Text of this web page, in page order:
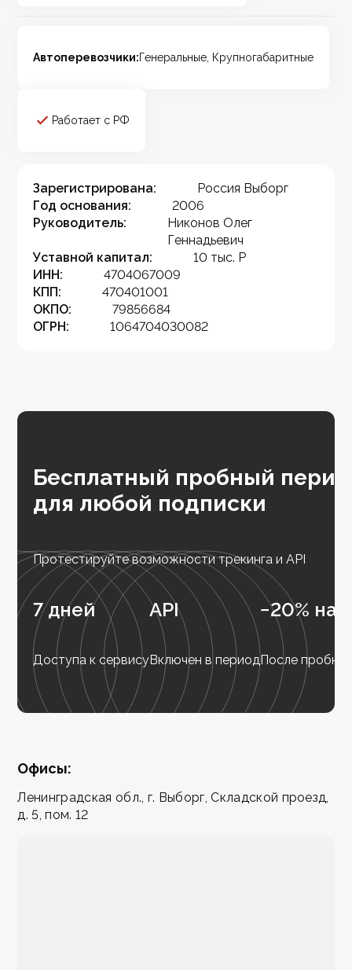
Автоперевозчики:Генеральные, Крупногабаритные
Работает с РФ
Зарегистрирована:
Россия Выборг
Год основания:
2006
Руководитель:
Никонов Олег
Геннадьевич
Уставной капитал:
10 тыс. Р
ИНН:
4704067009
КПП:
470401001
ОКПО:
79856684
ОГРН:
1064704030082
Бесплатный пробный
для любой подписки
Протестируйте возможности трекинга и API
7 дней
Доступа к сервису
API
Включен в период
−20% на
После
Офисы:
Ленинградская обл., г. Выборг, Складской проезд,
д. 5, пом. 12